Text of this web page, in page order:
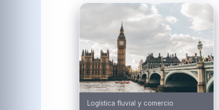
Logística fluvial y comercio